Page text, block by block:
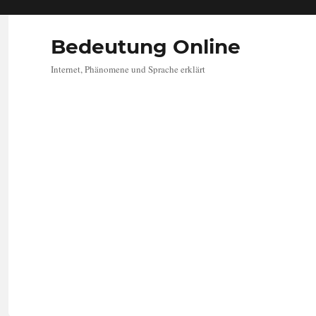
Bedeutung Online
Internet, Phänomene und Sprache erklärt